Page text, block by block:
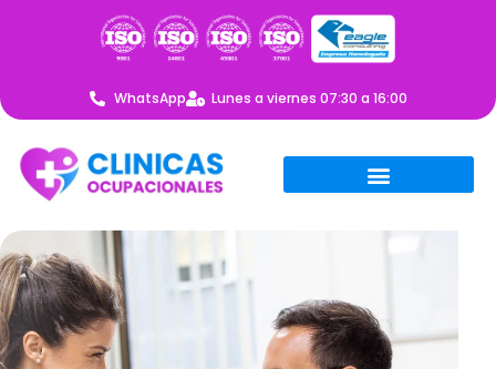
WhatsApp Lunes a viernes 07:30 a 16:00